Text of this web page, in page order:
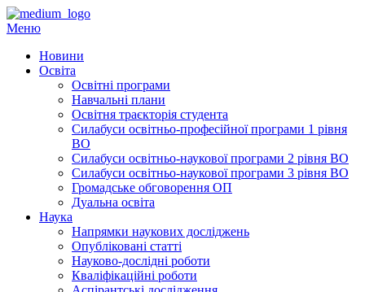
Перейти
до
Меню
Новини
Освіта
Освітні програми
Навчальні плани
Освітня траєкторія студента
Силабуси освітньо-професійної програми 1 рівня
ВО
Силабуси освітньо-наукової програми 2 рівня ВО
Силабуси освітньо-наукової програми 3 рівня ВО
Громадське обговорення ОП
Дуальна освіта
Наука
Напрямки наукових досліджень
Опубліковані статті
Науково-дослідні роботи
Кваліфікаційні роботи